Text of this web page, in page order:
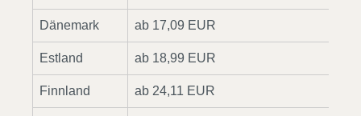
Dänemark ab 17,09 EUR
Estland ab 18,99 EUR
Finnland ab 24,11 EUR